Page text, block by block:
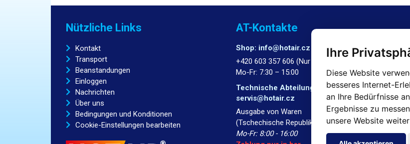
Ihre
Diese Website
besseres Internet-
an Ihre Bedürfnisse
Ergebnisse zu
unsere Website
Nützliche Links
Kontakt
Transport
Beanstandungen
Einloggen
Nachrichten
Über uns
Bedingungen und Konditionen
Cookie-Einstellungen bearbeiten
AT-Kontakte
Shop: info@hotair.cz
+420 603 357 606 (Nur Englisch)
Mo-Fr: 7:30 – 15:00
Technische Abteilung:
servis@hotair.cz
Ausgabe von Waren
(Tschechische Republik - Ostrava)
Mo-Fr: 8:00 - 16:00